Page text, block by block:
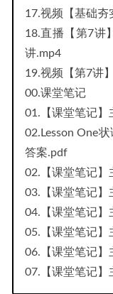
17.视频【基础夯
18.直播【第7讲
讲.mp4
19.视频【第7讲
00.课堂笔记
01.【课堂笔记】
02.Lesson One
答案.pdf
02.【课堂笔记】
03.【课堂笔记】
04.【课堂笔记】
05.【课堂笔记】
06.【课堂笔记】
07.【课堂笔记】